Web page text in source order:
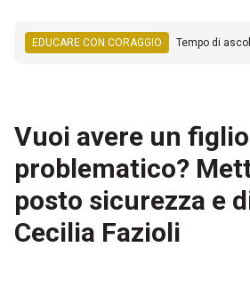
EDUCARE CON CORAGGIO Tempo di
Vuoi avere un figlio
problematico?
posto sicurezza e
Cecilia Fazioli